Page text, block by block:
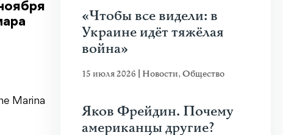
Marina
«Чтобы все видели: в
Украине идёт тяжёлая
война»
15 июля 2026 Новости,Общество
Яков Фрейдин. Почему
американцы другие?